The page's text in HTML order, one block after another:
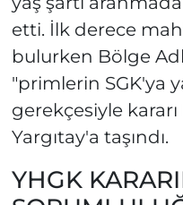
etti. İlk derece
bulurken Bölge
"primlerin SGK'ya
gerekçesiyle
Yargıtay'a taşındı.
YHGK